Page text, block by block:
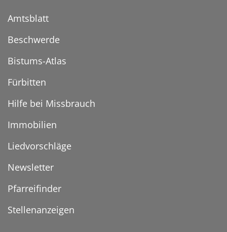
Amtsblatt
Beschwerde
Bistums-Atlas
Fürbitten
Hilfe bei Missbrauch
Immobilien
Liedvorschläge
Newsletter
Pfarreifinder
Stellenanzeigen